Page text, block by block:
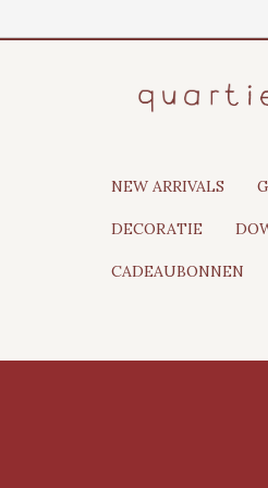
NEW ARRIVALS
DECORATIE
CADEAUBONNEN